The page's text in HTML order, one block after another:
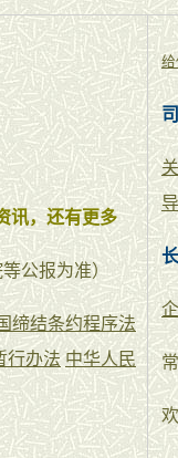
讯，还有更多
公报为准）
缔结条约程序法
行办法 中华人民